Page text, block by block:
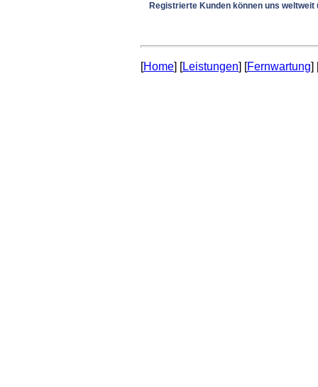
Registrierte Kunden können uns
[Home] [Leistungen] [Fernwartung]